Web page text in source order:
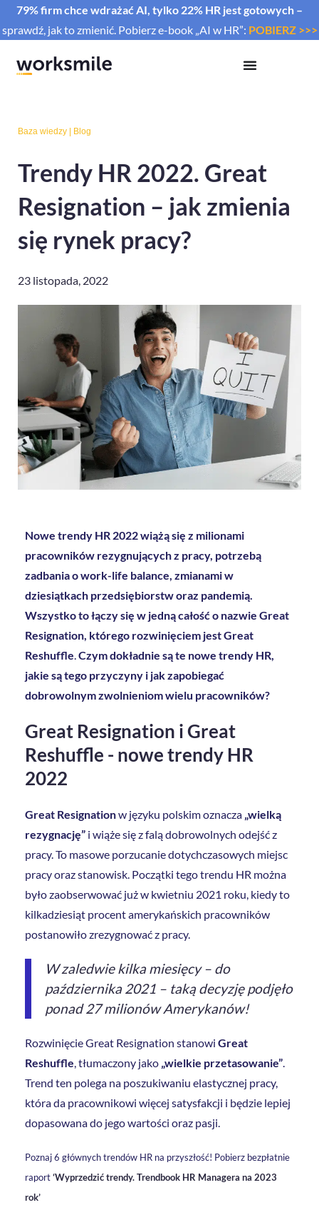
79% firm chce wdrażać AI, tylko 22% HR jest gotowych –
sprawdź, jak to zmienić. Pobierz e-book „AI w HR”: POBIERZ >>>
Baza wiedzy Blog
Trendy HR 2022. Great
Resignation – jak zmienia
się rynek pracy?
23 listopada, 2022
Nowe trendy HR 2022 wiążą się z milionami
pracowników rezygnujących z pracy, potrzebą
zadbania o work-life balance, zmianami w
dziesiątkach przedsiębiorstw oraz pandemią.
Wszystko to łączy się w jedną całość o nazwie Great
Resignation, którego rozwinięciem jest Great
Reshuffle.Czym dokładnie są te nowe trendy HR,
jakie są tego przyczyny i jak zapobiegać
dobrowolnym zwolnieniom wielu pracowników?
Great Resignation i Great
Reshuffle - nowe trendy HR
2022
Great Resignationw języku polskim oznacza „wielką
rezygnację” i wiąże się z falą dobrowolnych odejść z
pracy. To masowe porzucanie dotychczasowych miejsc
pracy oraz stanowisk. Początki tego trendu HR można
było zaobserwować już w kwietniu 2021 roku, kiedy to
kilkadziesiąt procent amerykańskich pracowników
postanowiło zrezygnować z pracy.
W zaledwie kilka miesięcy – do
października 2021 – taką decyzję podjęło
ponad 27 milionów Amerykanów!
Rozwinięcie Great Resignation stanowi Great
Reshuffle, tłumaczony jako „wielkie przetasowanie”.
Trend ten polega na poszukiwaniu elastycznej pracy,
która da pracownikowi więcej satysfakcji i będzie lepiej
dopasowana do jego wartości oraz pasji.
Poznaj 6 głównych trendów HR na przyszłość! Pobierz bezpłatnie
raport‘Wyprzedzić trendy. Trendbook HR Managera na 2023
rok’